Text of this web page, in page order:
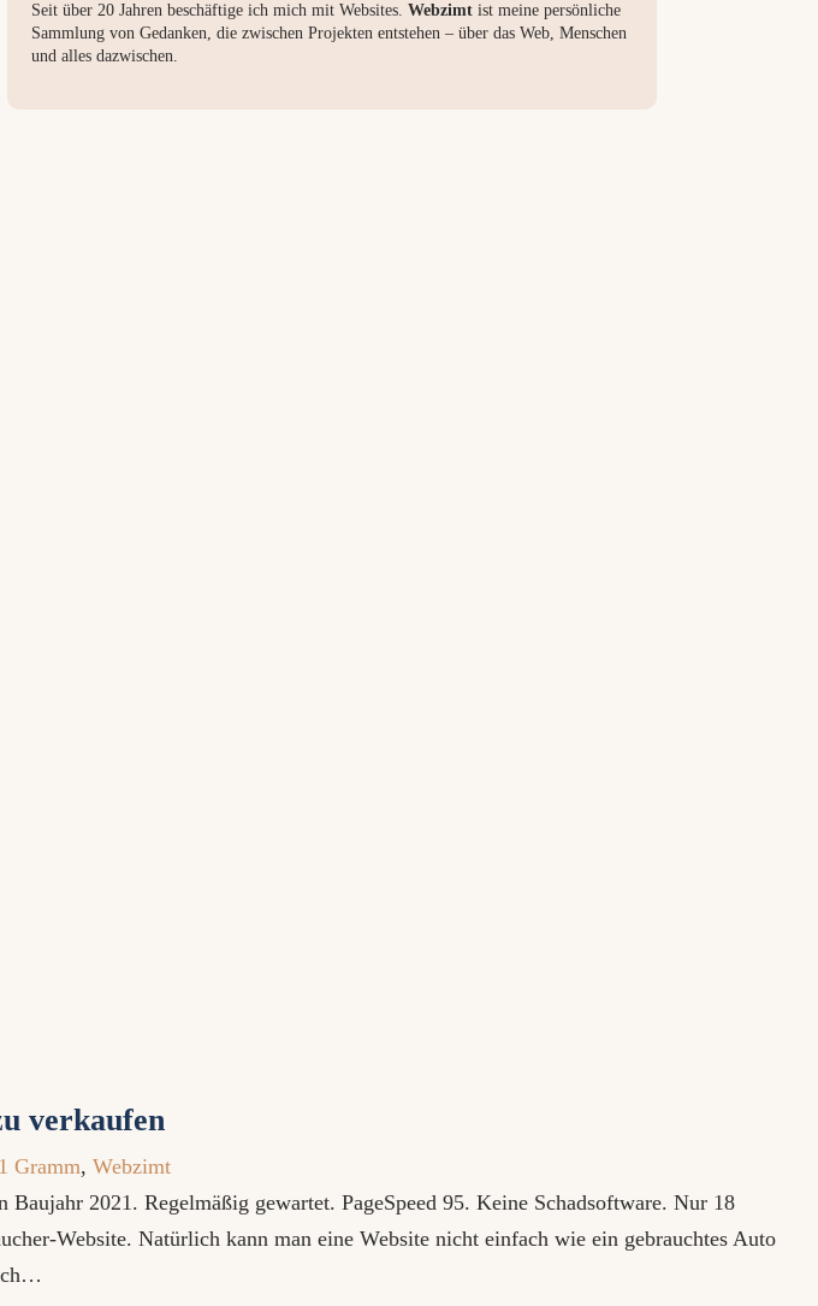
Seit über 20 Jahren beschäftige ich mich mit Websites.Webzimt ist meine persönliche
Sammlung von Gedanken, die zwischen Projekten entstehen – über das Web, Menschen
und alles dazwischen.
verkaufen
1 Gramm, Webzimt
Baujahr 2021. Regelmäßig gewartet. PageSpeed 95. Keine Schadsoftware. Nur 18
Website. Natürlich kann man eine Website nicht einfach wie ein gebrauchtes Auto